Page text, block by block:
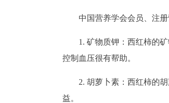
中国营养学会会员、注
1. 矿物质钾：西红柿的
控制血压很有帮助。
2. 胡萝卜素：西红柿的
益。